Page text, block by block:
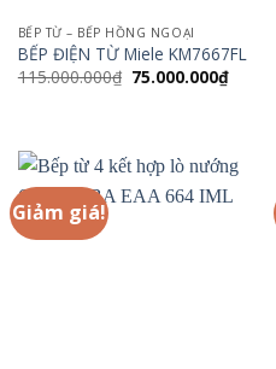
BẾP TỪ – BẾP HỒNG NGOẠI
BẾP ĐIỆN TỪ Miele KM7667FL
115.000.000₫ Giá
gốc
75.000.000₫Giá
hiện
Giảm giá!